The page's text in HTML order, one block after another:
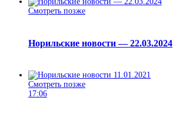
Смотреть позже
Норильские новости — 22.03.2024
Смотреть позже
17:06